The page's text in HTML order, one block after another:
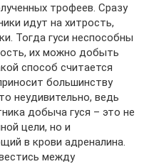
трофеев. Сразу
идут на хитрость,
Тогда гуси неспособны
их можно добыть
способ считается
большинству
неудивительно, ведь
добыча гуся – это не
цели, но и
в крови адреналина.
между